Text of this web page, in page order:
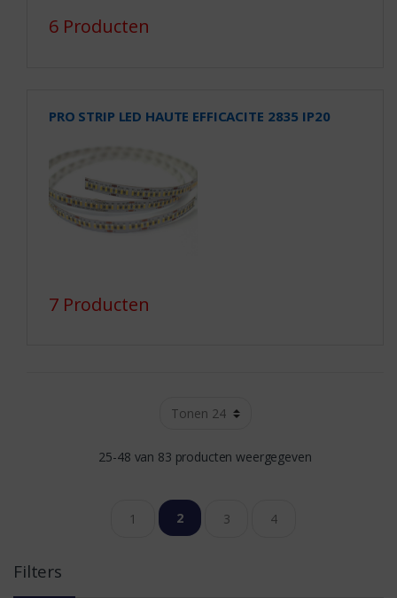
6 Producten
PRO STRIP LED HAUTE EFFICACITE 2835 IP20
7 Producten
25-48 van 83 producten weergegeven
1 2 3 4
Filters